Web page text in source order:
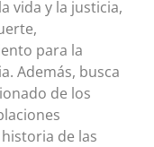
vida y la justicia,
para la
Además, busca
de los
de las